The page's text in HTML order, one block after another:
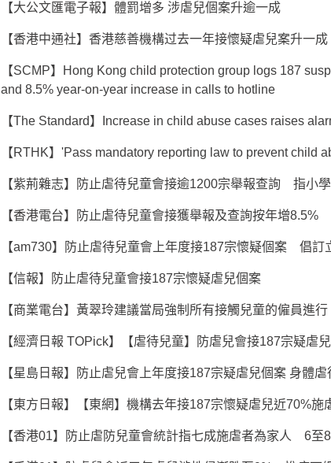
【大公文匯電子報】體罰增多 涉虐兒個案升逾一成
【香港中通社】香港慈善機構过去一年接懷疑虐兒案升一成
【SCMP】Hong Kong child protection group logs 187
and 8.5% year-on-year increase in calls to hotline
【The Standard】Increase in child abuse cases raises
【RTHK】'Pass mandatory reporting law to prevent child
【紫荊雜志】防止虐待兒童會接逾1200宗舉報查詢 指小
【香港電台】防止虐待兒童會接獲舉報及查詢按年增8.5%
【am730】防止虐待兒童會上年度接187宗懷疑個案 倡訂
【信報】防止虐待兒童會接187宗懷疑虐兒個案
【商業電台】黃翠玲建議當局強制所有接觸兒童的僱員進行
【經濟日報 TOPick】【虐待兒童】防虐兒會接187宗疑虐
【星島日報】防止虐兒會上年度接187宗疑虐兒個案 身體
【東方日報】【東網】機構去年接187宗懷疑虐兒近70%施
【香港01】防止虐防兒童會統計指七成施虐者為家人 6至